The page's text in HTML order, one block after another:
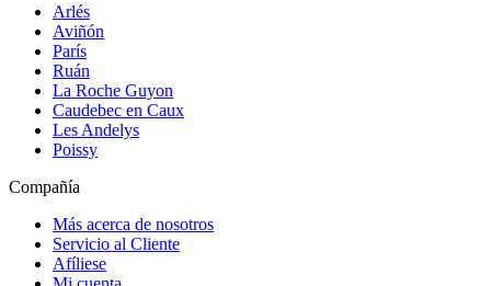
Arlés
Aviñón
París
Ruán
La Roche Guyon
Caudebec en Caux
Les Andelys
Poissy
Compañía
Más acerca de nosotros
Servicio al Cliente
Afíliese